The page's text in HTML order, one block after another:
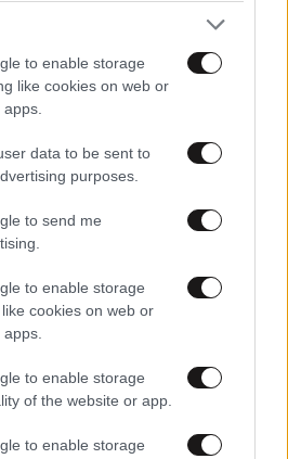
to enable storage
like cookies on web or
data to be sent to
purposes.
to send me
to enable storage
cookies on web or
to enable storage
of the website or app.
to enable storage
της Συρίας